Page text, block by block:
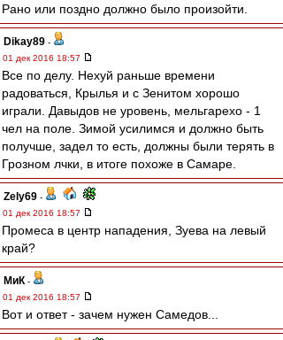
Рано или поздно должно было произойти.
Dikay89 -
01 дек 2016 18:57
Все по делу. Нехуй раньше времени
радоваться, Крылья и с Зенитом хорошо
играли. Давыдов не уровень, мельгарехо - 1
чел на поле. Зимой усилимся и должно быть
получше, задел то есть, должны были терять в
Грозном лчки, в итоге похоже в Самаре.
Zely69 -
01 дек 2016 18:57
Промеса в центр нападения, Зуева на левый
край?
МиК -
01 дек 2016 18:57
Вот и ответ - зачем нужен Самедов...